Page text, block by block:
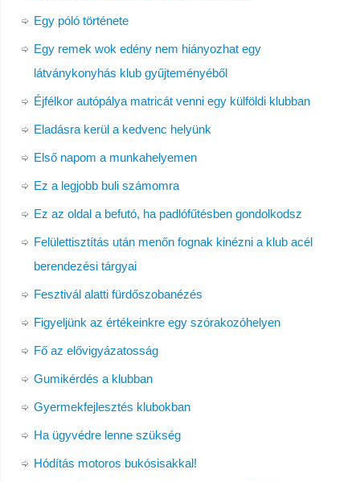
Egy póló története
Egy remek wok edény nem hiányozhat egy
látványkonyhás klub gyűjteményéből
Éjfélkor autópálya matricát venni egy külföldi klubban
Eladásra kerül a kedvenc helyünk
Első napom a munkahelyemen
Ez a legjobb buli számomra
Ez az oldal a befutó, ha padlófűtésben gondolkodsz
Felülettisztítás után menőn fognak kinézni a klub acél
berendezési tárgyai
Fesztivál alatti fürdőszobanézés
Figyeljünk az értékeinkre egy szórakozóhelyen
Fő az elővigyázatosság
Gumikérdés a klubban
Gyermekfejlesztés klubokban
Ha ügyvédre lenne szükség
Hódítás motoros bukósisakkal!